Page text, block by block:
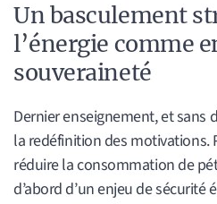
Un basculement
l’énergie comme
souveraineté
Dernier enseignement, et
la redéfinition des motivations.
réduire la consommation de
d’abord d’un enjeu de